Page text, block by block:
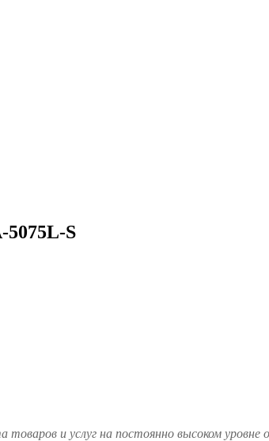
5075L-S
и услуг на постоянно высоком уровне